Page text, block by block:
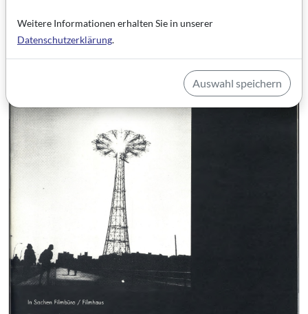
Weitere Informationen erhalten Sie in unserer
Datenschutzerklärung.
Auswahl speichern